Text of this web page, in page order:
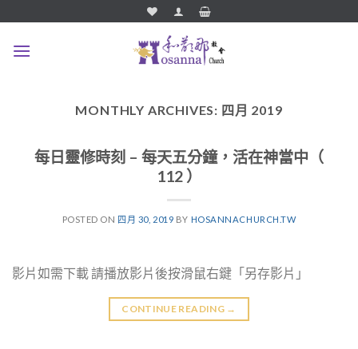
content
MONTHLY ARCHIVES: 四月 2019
每日靈修時刻 – 每天五分鐘，活在神當中（
112 ）
POSTED ON 四月 30, 2019 BY HOSANNACHURCH.TW
影片如需下載 請播放影片後按滑鼠右鍵「另存影片」
CONTINUE READING →